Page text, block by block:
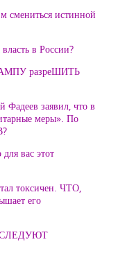
истинной
в России?
разреШИТЬ
Фадеев заявил, что в
меры». По
вас этот
токсичен. ЧТО,
его